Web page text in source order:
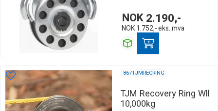
NOK2.190,-
NOK 1.752,-eks. mva
867TJMRECRING
TJM Recovery Ring Wll
10,000kg